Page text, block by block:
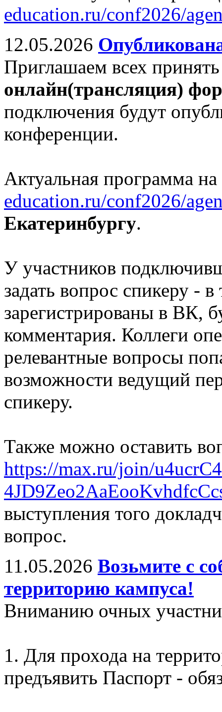
education.ru/conf2026/
12.05.2026
Приглашаем всех принять
онлайн(трансляция)
подключения будут
конференции.
Актуальная программа
education.ru/conf2026/
Екатеринбургу.
У участников
задать вопрос спикеру -
зарегистрированы в ВК,
комментария. Коллеги
релевантные вопросы
возможности ведущий
спикеру.
Также можно оставить
https://max.ru/join/
выступления того
вопрос.
11.05.2026 Возьмите с
территорию кампуса!
Вниманию очных
1. Для прохода на
предъявить Паспорт -